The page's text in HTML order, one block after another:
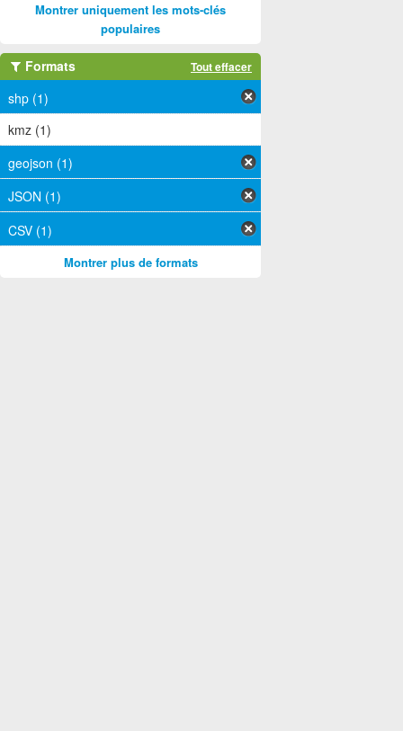
Montrer uniquement les mots-clés
populaires
Formats Tout effacer
shp (1)
kmz (1)
geojson (1)
JSON (1)
CSV (1)
Montrer plus de formats